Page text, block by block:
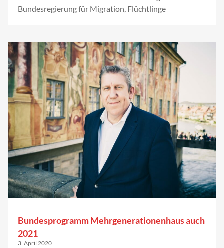
Bundesregierung für Migration, Flüchtlinge
Bundesprogramm Mehrgenerationenhaus auch
2021
3. April 2020